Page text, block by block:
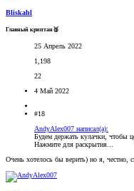
Bliskahl
Главный криптан🥈
25 Апрель 2022
1,198
22
4 Май 2022
#18
AndyAlex007 написал(а):
Будем держать кулачки, чтобы
Нажмите для раскрытия...
Очень хотелось бы верить) но я, честно,